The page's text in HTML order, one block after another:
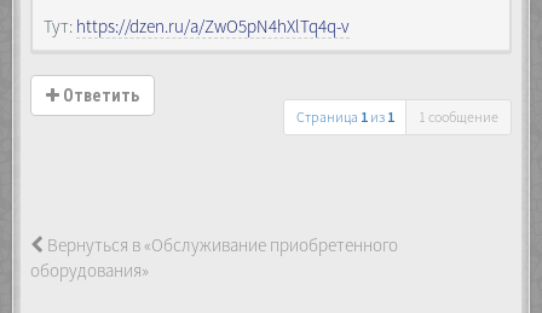
Тут: https://dzen.ru/a/ZwO5pN4hXlTq4q-v
Ответить
Страница 1из 1 1 сообщение
Вернуться в «Обслуживание приобретенного
оборудования»